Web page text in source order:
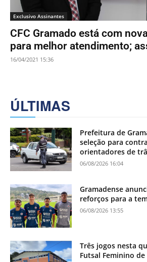
Exclusivo Assinantes
CFC Gramado está com
para melhor atendimento;
16/04/2021 15:36
ÚLTIMAS
Prefeitura de
seleção para
orientadores de
06/08/2026 16:04
Gramadense
reforços para a
06/08/2026 13:55
Três jogos nesta
Futsal Feminino de